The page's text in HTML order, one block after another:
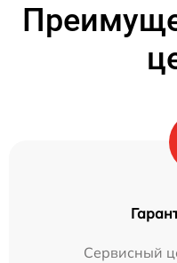
Сервисный